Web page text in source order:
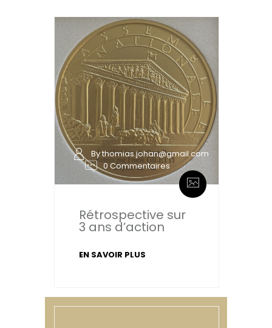
By thomias.johan@gmail.com
0 Commentaires
Rétrospective sur
3 ans d’action
EN SAVOIR PLUS